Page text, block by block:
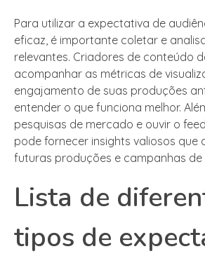
Para utilizar a expectativa de
eficaz, é importante coletar e
relevantes. Criadores de conteúdo
acompanhar as métricas de
engajamento de suas produções
entender o que funciona melhor.
pesquisas de mercado e ouvir o
pode fornecer insights valiosos que
futuras produções e campanhas de
Lista de
tipos de